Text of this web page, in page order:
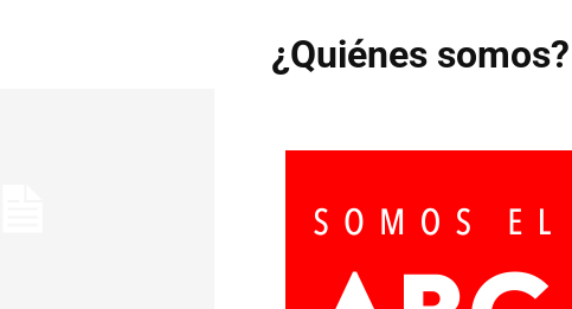
¿Quiénes somos?